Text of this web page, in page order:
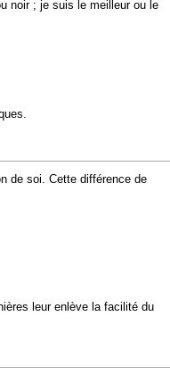
noir ; je suis le meilleur ou le
de soi. Cette différence de
leur enlève la facilité du